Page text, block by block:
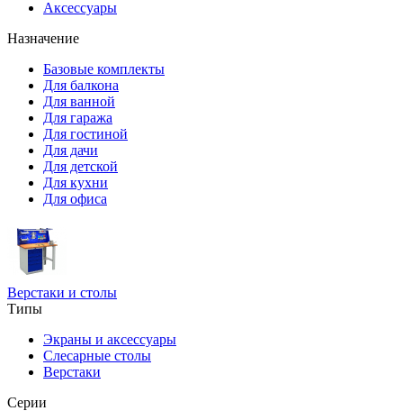
Аксессуары
Назначение
Базовые комплекты
Для балкона
Для ванной
Для гаража
Для гостиной
Для дачи
Для детской
Для кухни
Для офиса
Верстаки и столы
Типы
Экраны и аксессуары
Слесарные столы
Верстаки
Серии